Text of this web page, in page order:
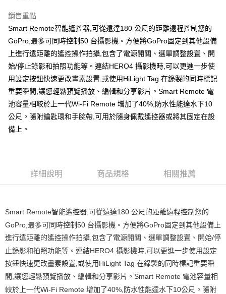
臺灣中小企業銀行
匯豐（台灣）商業銀行
華泰商業銀行
聯邦商業銀行
遠東國際商業銀行
元大商業銀行
永豐商業銀行
台新國際商業銀行
中國信託商業銀行
台灣樂天信用卡公司
上海商業儲蓄銀行
國泰世華商業銀行
臺灣中小企業銀行
台中商業銀行
匯豐（台灣）商業銀行
華泰商業銀行
聯邦商業銀行
遠東國際商業銀行
元大商業銀行
永豐商業銀行
玉山商業銀行
星展（台灣）商業銀行
中國信託商業銀行
台灣樂天信用卡公司
LINE Pay
Apple Pay
悠遊付
全盈+PAY
運送方式
全家取貨付款
免運費
7-11取貨付款
宅配
免運費
銷售重點
Smart Remote智能遙控器,可從遠達180 公尺的距離遠程控制您的
GoPro,最多可同時控制50 台攝影機。方便將GoPro固定到其他設備
上進行遠距離的遙控操作拍攝,包含了電源開關、選單調整設置、開
始/停止錄影和拍照功能等。連結HERO4 攝影機時,可以更進一步使
用設定按鈕快速更改畫素設置,或使用HiLight Tag 在錄製的同時標記
重要瞬間,讓您輕鬆預覽播放、編輯和分享影片。Smart Remote 電
池容量相較於上一代Wi-Fi Remote 增加了40%,防水性能達水下10
公尺。隨附鑰匙環和手腕帶,可用於隨身佩戴遙控器或將其固定在設
備上。
詳細說明 商品規格 相關推薦
Smart Remote智能遙控器,可從遠達180 公尺的距離遠程控制您的
GoPro,最多可同時控制50 台攝影機。方便將GoPro固定到其他設備上
進行遠距離的遙控操作拍攝,包含了電源開關、選單調整設置、開始/停
止錄影和拍照功能等。連結HERO4 攝影機時,可以更進一步使用設定
按鈕快速更改畫素設置,或使用HiLight Tag 在錄製的同時標記重要瞬
間,讓您輕鬆預覽播放、編輯和分享影片。Smart Remote 電池容量相
較於上一代Wi-Fi Remote 增加了40%,防水性能達水下10公尺。隨附